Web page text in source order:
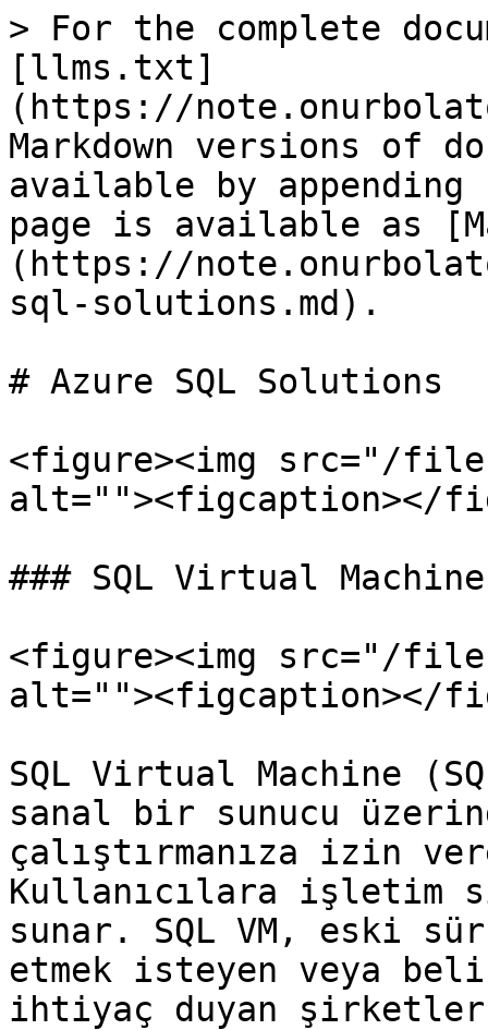
> For the complete
[llms.txt]
(https://
Markdown versions of
available by
page is available as
(https://
sql-solutions.md).
# Azure SQL Solutions
<figure><img src="/files/
alt=""><figcaption></
### SQL Virtual
<figure><img src="/files/
alt=""><figcaption></
SQL Virtual Machine
sanal bir sunucu
çalıştırmanıza izin
Kullanıcılara işletim
sunar. SQL VM, eski
etmek isteyen veya
ihtiyaç duyan